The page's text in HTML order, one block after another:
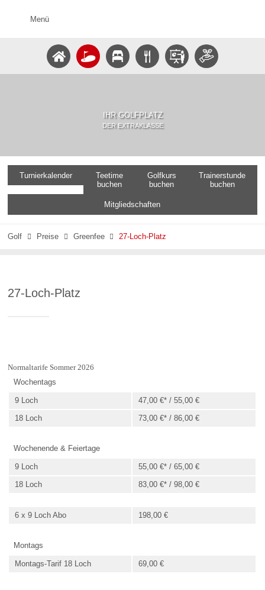
Menü
IHR GOLFPLATZ
DER EXTRAKLASSE
Turnierkalender
Teetime
buchen
Golfkurs
buchen
Trainerstunde
buchen
Mitgliedschaften
Golf  Preise  Greenfee  27-Loch-Platz
27-Loch-Platz
Normaltarife Sommer 2026
Wochentags
9 Loch
47,00 €* / 55,00 €
18 Loch
73,00 €* / 86,00 €
Wochenende & Feiertage
9 Loch
55,00 €* / 65,00 €
18 Loch
83,00 €* / 98,00 €
6 x 9 Loch Abo 198,00 €
Montags
Montags-Tarif 18 Loch 69,00 €